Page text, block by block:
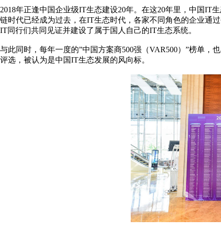
2018年正逢中国企业级IT生态建设20年。在这20年里，中国IT
链时代已经成为过去，在IT生态时代，各家不同角色的企业通
IT同行们共同见证并建设了属于国人自己的IT生态系统。
与此同时，每年一度的”中国方案商500强（VAR500）”榜单
评选，被认为是中国IT生态发展的风向标。